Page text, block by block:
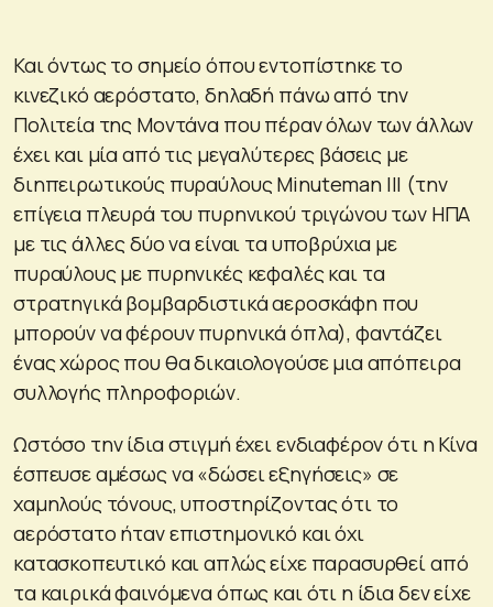
Και όντως το σημείο όπου εντοπίστηκε το
κινεζικό αερόστατο, δηλαδή πάνω από την
Πολιτεία της Μοντάνα που πέραν όλων των άλλων
έχει και μία από τις μεγαλύτερες βάσεις με
διηπειρωτικούς πυραύλους Μinuteman III (την
επίγεια πλευρά του πυρηνικού τριγώνου των ΗΠΑ
με τις άλλες δύο να είναι τα υποβρύχια με
πυραύλους με πυρηνικές κεφαλές και τα
στρατηγικά βομβαρδιστικά αεροσκάφη που
μπορούν να φέρουν πυρηνικά όπλα), φαντάζει
ένας χώρος που θα δικαιολογούσε μια απόπειρα
συλλογής πληροφοριών.
Ωστόσο την ίδια στιγμή έχει ενδιαφέρον ότι η Κίνα
έσπευσε αμέσως να «δώσει εξηγήσεις» σε
χαμηλούς τόνους, υποστηρίζοντας ότι το
αερόστατο ήταν επιστημονικό και όχι
κατασκοπευτικό και απλώς είχε παρασυρθεί από
τα καιρικά φαινόμενα όπως και ότι η ίδια δεν είχε